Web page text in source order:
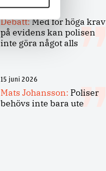
7 juli 2026
Debatt:Med för höga krav
på evidens kan polisen
inte göra något alls
15 juni 2026
Mats Johansson: Poliser
behövs inte bara ute